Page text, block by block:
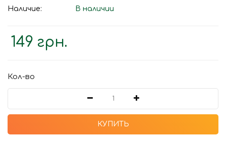
Наличие:
В наличии
149 грн.
Кол-во
КУПИТЬ